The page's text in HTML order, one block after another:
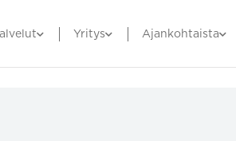
Yritys Ajankohtaista